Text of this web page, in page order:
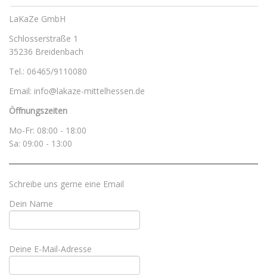
LaKaZe GmbH
Schlosserstraße 1
35236 Breidenbach
Tel.: 06465/9110080
Email: info@lakaze-mittelhessen.de
Öffnungszeiten
Mo-Fr: 08:00 - 18:00
Sa: 09:00 - 13:00
Schreibe uns gerne eine Email
Dein Name
Deine E-Mail-Adresse